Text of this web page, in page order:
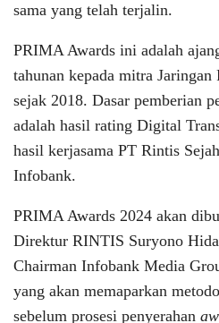
sama yang telah terjalin.
PRIMA Awards ini adalah
tahunan kepada mitra
sejak 2018. Dasar pemberian
adalah hasil rating Digital
hasil kerjasama PT Rintis
Infobank.
PRIMA Awards 2024 akan
Direktur RINTIS Suryono
Chairman Infobank Media
yang akan memaparkan
sebelum prosesi penyerahan